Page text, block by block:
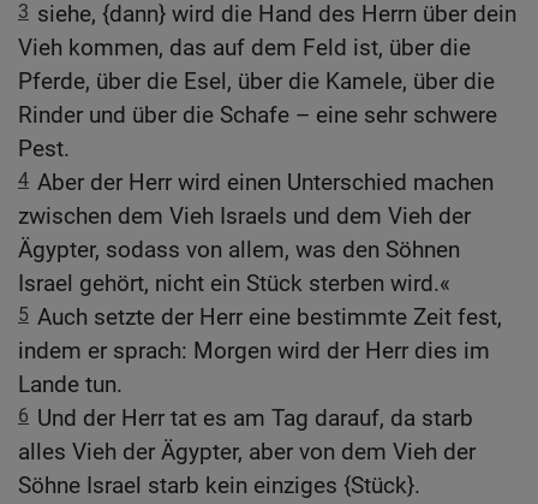
3 siehe, {dann} wird die Hand des Herrn über dein
Vieh kommen, das auf dem Feld ist, über die
Pferde, über die Esel, über die Kamele, über die
Rinder und über die Schafe – eine sehr schwere
Pest.
4 Aber der Herr wird einen Unterschied machen
zwischen dem Vieh Israels und dem Vieh der
Ägypter, sodass von allem, was den Söhnen
Israel gehört, nicht ein Stück sterben wird.«
5 Auch setzte der Herr eine bestimmte Zeit fest,
indem er sprach: Morgen wird der Herr dies im
Lande tun.
6 Und der Herr tat es am Tag darauf, da starb
alles Vieh der Ägypter, aber von dem Vieh der
Söhne Israel starb kein einziges {Stück}.